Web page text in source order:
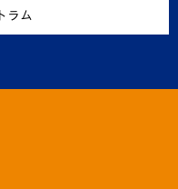
イムも…